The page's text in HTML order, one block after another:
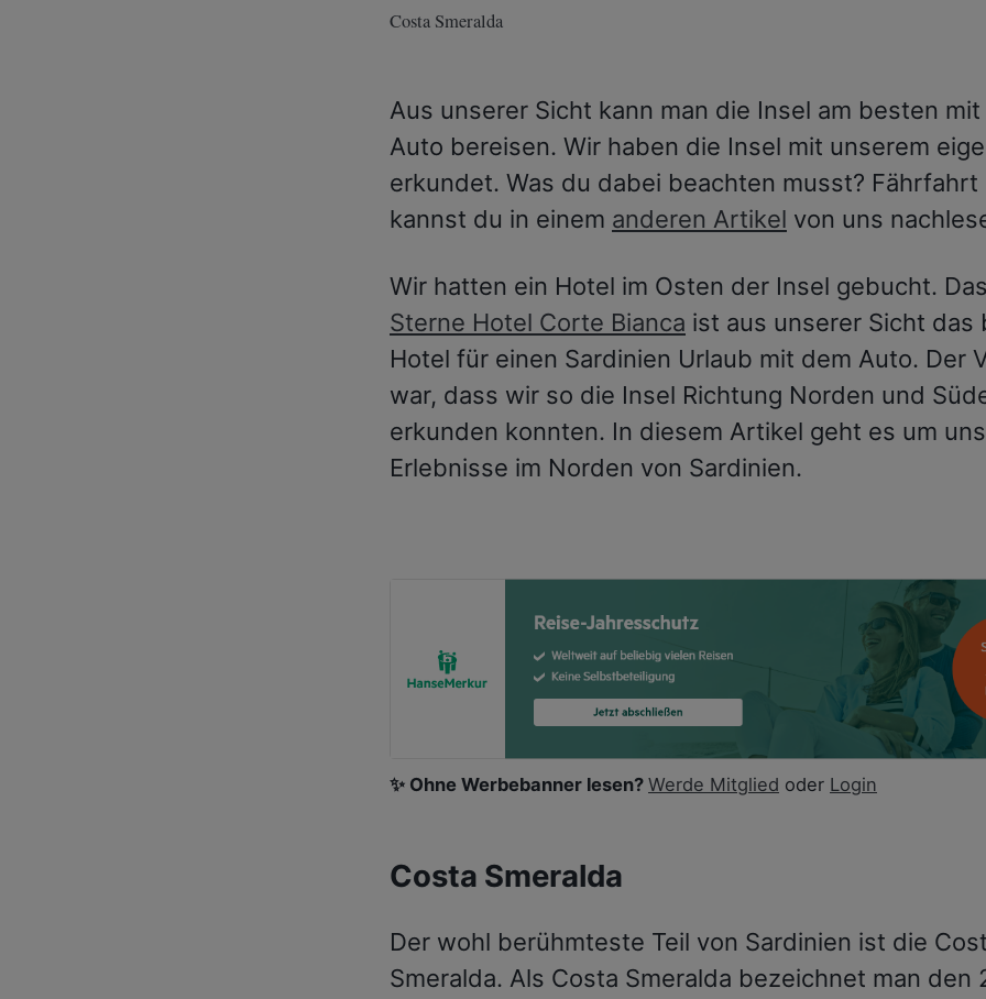
Costa Smeralda
Aus unserer Sicht kann man die Insel am besten
Auto bereisen. Wir haben die Insel mit unserem
erkundet. Was du dabei beachten musst? Fährfahrt
kannst du in einem anderen Artikel von uns
Wir hatten ein Hotel im Osten der Insel gebucht.
Sterne Hotel Corte Bianca ist aus unserer Sicht das
Hotel für einen Sardinien Urlaub mit dem Auto. Der
war, dass wir so die Insel Richtung Norden und
erkunden konnten. In diesem Artikel geht es um
Erlebnisse im Norden von Sardinien.
✨ Ohne Werbebanner lesen? Werde Mitglied oder Login
Costa Smeralda
Der wohl berühmteste Teil von Sardinien ist die
Smeralda. Als Costa Smeralda bezeichnet man den